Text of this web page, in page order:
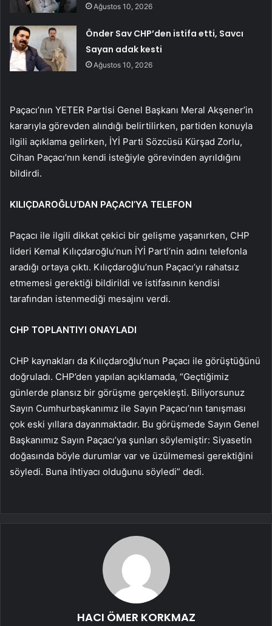
Ağustos 10, 2026
Önder Sav CHP’den istifa etti, Savcı
Sayan adak kesti
Ağustos 10, 2026
Paçacı’nın YETER Partisi Genel Başkanı Meral Akşener’in
kararıyla görevden alındığı belirtilirken, partiden konuyla
ilgili açıklama gelirken, İYİ Parti Sözcüsü Kürşad Zorlu,
Cihan Paçacı’nın kendi isteğiyle görevinden ayrıldığını
bildirdi.
KILIÇDAROĞLU’DAN PAÇACI’YA TELEFON
Paçacı ile ilgili dikkat çekici bir gelişme yaşanırken, CHP
lideri Kemal Kılıçdaroğlu’nun İYİ Parti’nin adını telefonla
aradığı ortaya çıktı. Kılıçdaroğlu’nun Paçacı’yı rahatsız
etmemesi gerektiği bildirildi ve istifasının kendisi
tarafından istenmediği mesajını verdi.
CHP TOPLANTIYI ONAYLADI
CHP kaynakları da Kılıçdaroğlu’nun Paçacı ile görüştüğünü
doğruladı. CHP’den yapılan açıklamada, “Geçtiğimiz
günlerde plansız bir görüşme gerçekleşti. Biliyorsunuz
Sayın Cumhurbaşkanımız ile Sayın Paçacı’nın tanışması
çok eski yıllara dayanmaktadır. Bu görüşmede Sayın Genel
Başkanımız Sayın Paçacı’ya şunları söylemiştir: Siyasetin
doğasında böyle durumlar var ve üzülmemesi gerektiğini
söyledi. Buna ihtiyacı olduğunu söyledi” dedi.
HACI ÖMER KORKMAZ